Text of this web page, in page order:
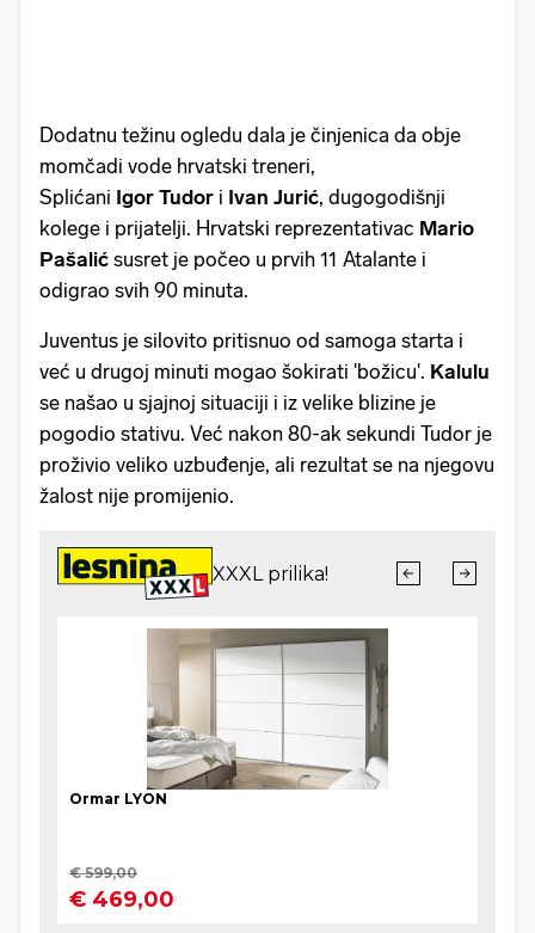
Dodatnu težinu ogledu dala je činjenica da obje
momčadi vode hrvatski treneri,
Splićani Igor Tudor i Ivan Jurić, dugogodišnji
kolege i prijatelji. Hrvatski reprezentativac Mario
Pašalić susret je počeo u prvih 11 Atalante i
odigrao svih 90 minuta.
Juventus je silovito pritisnuo od samoga starta i
već u drugoj minuti mogao šokirati 'božicu'. Kalulu
se našao u sjajnoj situaciji i iz velike blizine je
pogodio stativu. Već nakon 80-ak sekundi Tudor je
proživio veliko uzbuđenje, ali rezultat se na njegovu
žalost nije promijenio.